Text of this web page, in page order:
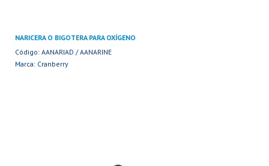
NARICERA O BIGOTERA PARA OXÍGENO
Código: AANARIAD / AANARINE
Marca: Cranberry